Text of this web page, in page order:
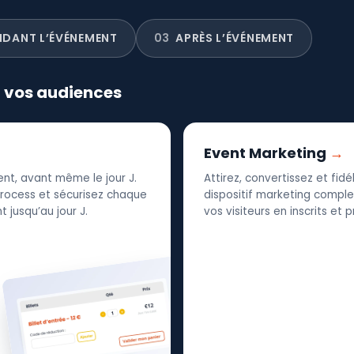
L’ÉVÉNEMENT 03 APRÈS L’ÉVÉNEMENT
audiences
avant même le jour J.
et sécurisez chaque
jour J.
Event Marketing
Attirez, convertissez et
dispositif marketing
vos visiteurs en inscrits et